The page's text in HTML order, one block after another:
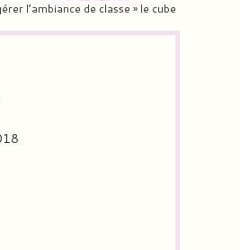
l’ambiance de classe » le cube